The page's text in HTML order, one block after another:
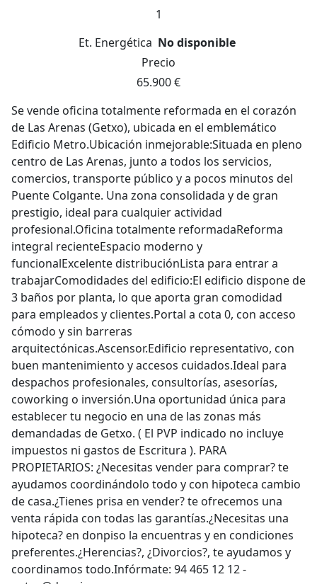
1
Et. Energética No disponible
Precio
65.900 €
Se vende oficina totalmente reformada en el corazón
de Las Arenas (Getxo), ubicada en el emblemático
Edificio Metro.Ubicación inmejorable:Situada en pleno
centro de Las Arenas, junto a todos los servicios,
comercios, transporte público y a pocos minutos del
Puente Colgante. Una zona consolidada y de gran
prestigio, ideal para cualquier actividad
profesional.Oficina totalmente reformadaReforma
integral recienteEspacio moderno y
funcionalExcelente distribuciónLista para entrar a
trabajarComodidades del edificio:El edificio dispone de
3 baños por planta, lo que aporta gran comodidad
para empleados y clientes.Portal a cota 0, con acceso
cómodo y sin barreras
arquitectónicas.Ascensor.Edificio representativo, con
buen mantenimiento y accesos cuidados.Ideal para
despachos profesionales, consultorías, asesorías,
coworking o inversión.Una oportunidad única para
establecer tu negocio en una de las zonas más
demandadas de Getxo. ( El PVP indicado no incluye
impuestos ni gastos de Escritura ). PARA
PROPIETARIOS: ¿Necesitas vender para comprar? te
ayudamos coordinándolo todo y con hipoteca cambio
de casa.¿Tienes prisa en vender? te ofrecemos una
venta rápida con todas las garantías.¿Necesitas una
hipoteca? en donpiso la encuentras y en condiciones
preferentes.¿Herencias?, ¿Divorcios?, te ayudamos y
coordinamos todo.Infórmate: 94 465 12 12 -